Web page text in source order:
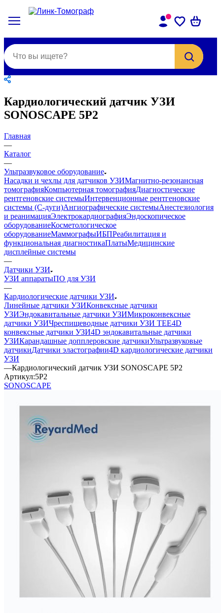
Кардиологический датчик УЗИ
SONOSCAPE 5P2
Главная
—
Каталог
—
Ультразвуковое оборудование
Насадки и чехлы для датчиков УЗИМагнитно-резонансная
томографияКомпьютерная томографияДиагностические
рентгеновские системыИнтервенционные рентгеновские
системы (С-дуги)Ангиографические системыАнестезиология
и реанимацияЭлектрокардиографияЭндоскопическое
оборудованиеКосметологическое
оборудованиеМаммографыИБПРеабилитация и
функциональная диагностикаПлатыМедицинские
дисплейные системы
—
Датчики УЗИ
УЗИ аппаратыПО для УЗИ
—
Кардиологические датчики УЗИ
Линейные датчики УЗИКонвексные датчики
УЗИЭндокавитальные датчики УЗИМикроконвексные
датчики УЗИЧреспищеводные датчики УЗИ TEE4D
конвексные датчики УЗИ4D эндокавитальные датчики
УЗИКарандашные допплеровские датчикиУльтразвуковые
датчикиДатчики эластографии4D кардиологические датчики
УЗИ
—Кардиологический датчик УЗИ SONOSCAPE 5P2
Артикул:5P2
SONOSCAPE